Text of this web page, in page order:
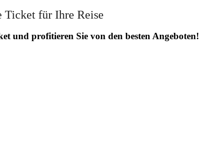
Ticket für Ihre Reise
und profitieren Sie von den besten Angeboten!